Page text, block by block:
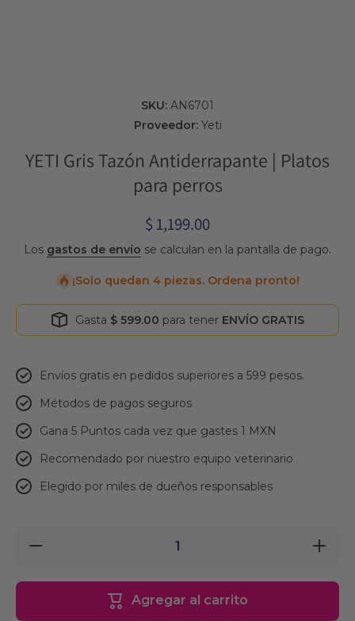
SKU: AN6701
Proveedor:Yeti
YETI Gris Tazón Antiderrapante | Platos
para perros
$ 1,199.00
Los gastos de envío se calculan en la pantalla de pago.
¡Solo quedan 4 piezas. Ordena pronto!
Gasta $ 599.00 para tener ENVÍO GRATIS
Envíos gratis en pedidos superiores a 599 pesos.
Métodos de pagos seguros
Gana 5 Puntos cada vez que gastes 1 MXN
Recomendado por nuestro equipo veterinario
Elegido por miles de dueños responsables
Agregar al carrito